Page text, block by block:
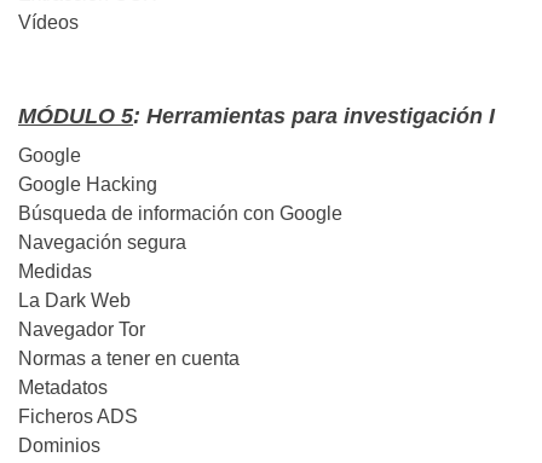
Vídeos
MÓDULO 5: Herramientas para investigación I
Google
Google Hacking
Búsqueda de información con Google
Navegación segura
Medidas
La Dark Web
Navegador Tor
Normas a tener en cuenta
Metadatos
Ficheros ADS
Dominios